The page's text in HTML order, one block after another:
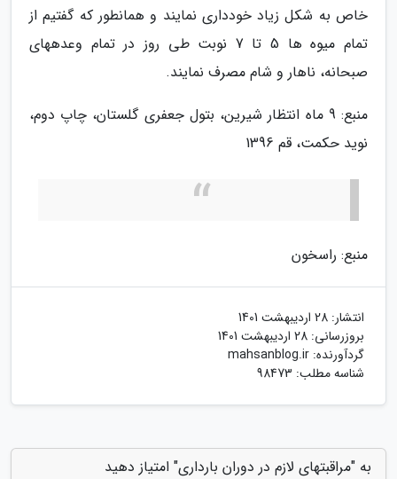
خاص به شکل زیاد خودداری نمایند و همانطور که گفتیم از
تمام میوه ها 5 تا 7 نوبت طی روز در تمام وعدههای
صبحانه، ناهار و شام مصرف نمایند.
منبع: 9 ماه انتظار شیرین، بتول جعفری گلستان، چاپ دوم،
نوید حکمت، قم 1396
منبع: راسخون
انتشار: 28 اردیبهشت 1401
بروزرسانی: 28 اردیبهشت 1401
گردآورنده: mahsanblog.ir
شناسه مطلب: 98473
به "مراقبتهای لازم در دوران بارداری" امتیاز دهید